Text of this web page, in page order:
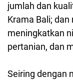
jumlah dan
Krama Bali;
meningkatkan
pertanian, dan
Seiring dengan